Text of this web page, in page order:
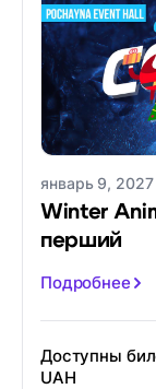
январь 9,
Winter
перший
Подробнее
Доступны
UAH